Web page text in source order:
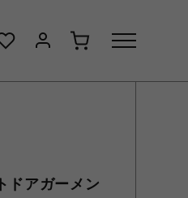
ドアガーメン